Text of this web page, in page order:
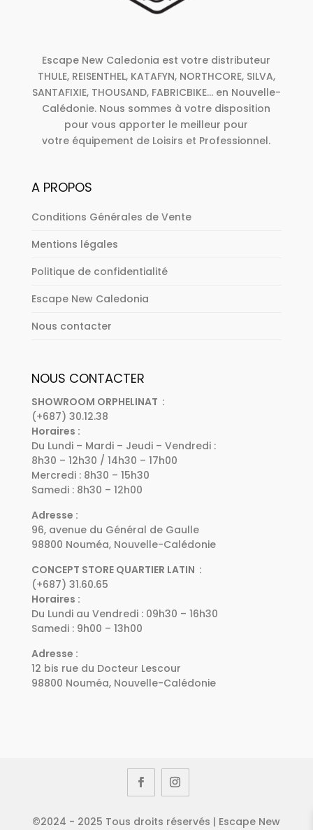
Escape New Caledonia est votre distributeur
THULE, REISENTHEL, KATAFYN, NORTHCORE, SILVA,
SANTAFIXIE, THOUSAND, FABRICBIKE... en Nouvelle-
Calédonie. Nous sommes à votre disposition
pour vous apporter le meilleur pour
votre équipement de Loisirs et Professionnel.
A PROPOS
Conditions Générales de Vente
Mentions légales
Politique de confidentialité
Escape New Caledonia
Nous contacter
NOUS CONTACTER
SHOWROOM ORPHELINAT :
(+687) 30.12.38
Horaires :
Du Lundi – Mardi – Jeudi – Vendredi :
8h30 – 12h30 / 14h30 – 17h00
Mercredi : 8h30 – 15h30
Samedi : 8h30 – 12h00
Adresse :
96, avenue du Général de Gaulle
98800 Nouméa, Nouvelle-Calédonie
CONCEPT STORE QUARTIER LATIN :
(+687) 31.60.65
Horaires :
Du Lundi au Vendredi : 09h30 – 16h30
Samedi : 9h00 – 13h00
Adresse :
12 bis rue du Docteur Lescour
98800 Nouméa, Nouvelle-Calédonie
©2024 - 2025 Tous droits réservés | Escape New